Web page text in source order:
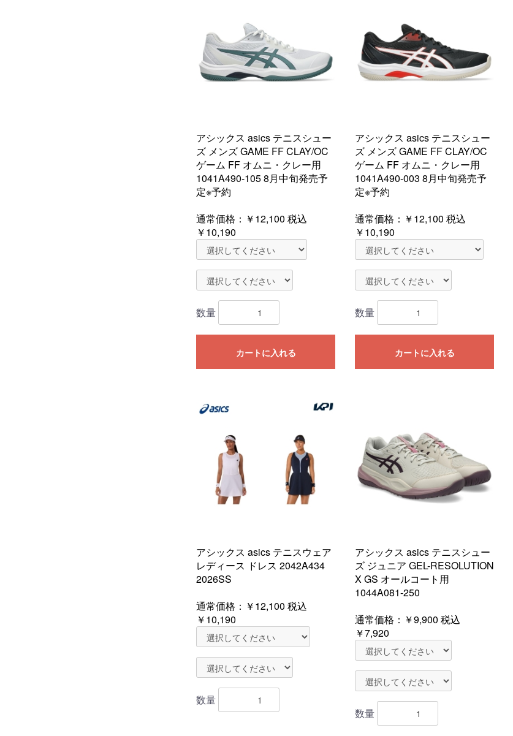
アシックス asics テニスシュー
ズ メンズ GAME FF CLAY/OC
ゲーム FF オムニ・クレー用
1041A490-105 8月中旬発売予
定※予約
通常価格： ￥12,100 税込
￥10,190
数量
カートに入れる
アシックス asics テニスシュー
ズ メンズ GAME FF CLAY/OC
ゲーム FF オムニ・クレー用
1041A490-003 8月中旬発売予
定※予約
通常価格： ￥12,100 税込
￥10,190
数量
カートに入れる
アシックス asics テニスウェア
レディース ドレス 2042A434
2026SS
通常価格： ￥12,100 税込
￥10,190
数量
アシックス asics テニスシュー
ズ ジュニア GEL-RESOLUTION
X GS オールコート用
1044A081-250
通常価格： ￥9,900 税込
￥7,920
数量